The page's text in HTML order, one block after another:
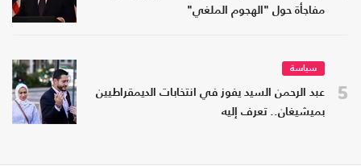
مفاجأة حول "الهجوم الملغي"
5
سياسة
عبد الرحمن السيد يفوز في انتخابات الديمقراطيين
بميشيغان.. تعرف إليه